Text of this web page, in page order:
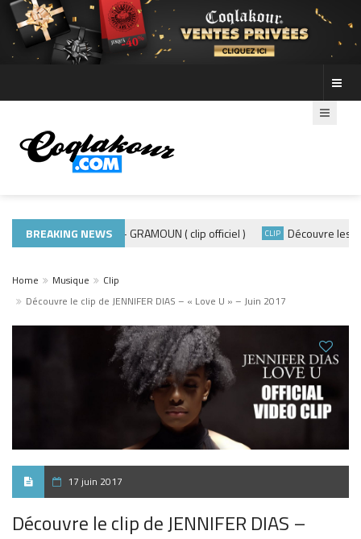
BREAKING NEWS
MUSIQUE 974 ADE440 – GRAMOUN ( clip officiel ) CLIP Découvre les
Home Musique
Clip
Découvre le clip de JENNIFER DIAS – « Love U » – Juin 2017
17 juin 2017
Découvre le clip de JENNIFER DIAS –